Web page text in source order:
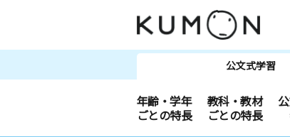
公文式学習
年齢・学年
ごとの特長
教科・教材
ごとの特長